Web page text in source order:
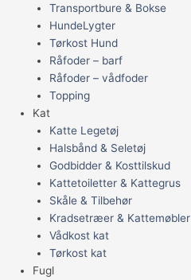
Transportbure & Bokse
HundeLygter
Tørkost Hund
Råfoder – barf
Råfoder – vådfoder
Topping
Kat
Katte Legetøj
Halsbånd & Seletøj
Godbidder & Kosttilskud
Kattetoiletter & Kattegrus
Skåle & Tilbehør
Kradsetræer & Kattemøbler
Vådkost kat
Tørkost kat
Fugl